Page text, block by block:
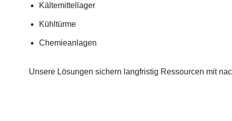
Kältemittellager
Kühltürme
Chemieanlagen
Unsere Lösungen sichern langfristig Ressourcen mit